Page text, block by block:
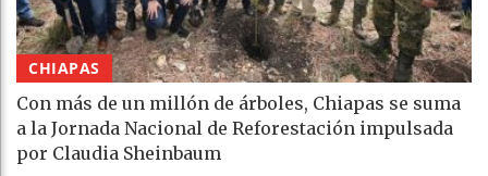
CHIAPAS
Con más de un millón de árboles, Chiapas se suma
a la Jornada Nacional de Reforestación impulsada
por Claudia Sheinbaum